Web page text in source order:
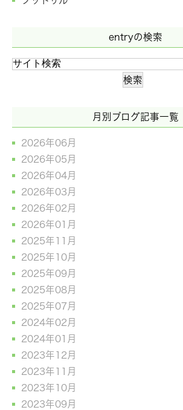
entryの検索
月別ブログ記事一覧
2026年06月
2026年05月
2026年04月
2026年03月
2026年02月
2026年01月
2025年11月
2025年10月
2025年09月
2025年08月
2025年07月
2024年02月
2024年01月
2023年12月
2023年11月
2023年10月
2023年09月